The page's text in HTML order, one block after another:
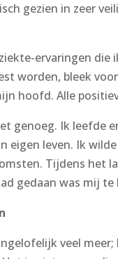
gezien in zeer
ervaringen
worden, bleek
hoofd. Alle
genoeg. Ik leefde
eigen leven. Ik
Tijdens het
gedaan was mij
veel